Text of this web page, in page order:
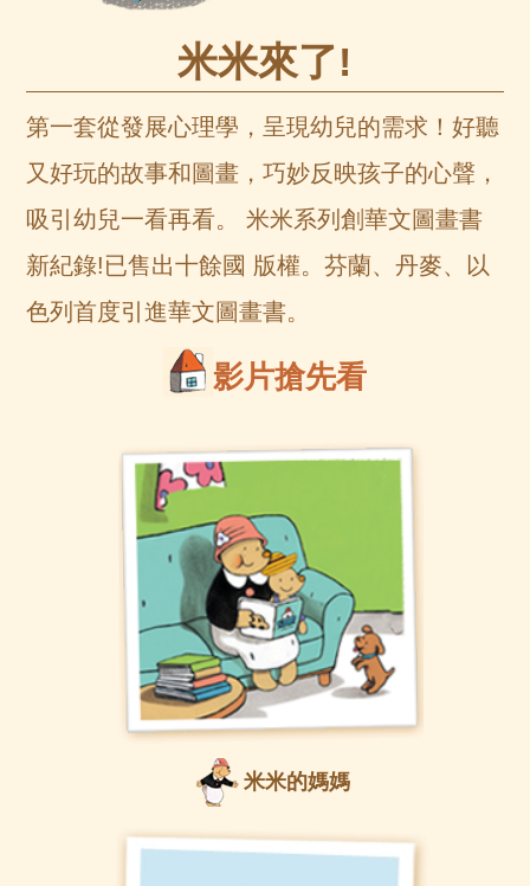
米米來了!
第一套從發展心理學，呈現幼兒的需求！好聽
又好玩的故事和圖畫，巧妙反映孩子的心聲，
吸引幼兒一看再看。 米米系列創華文圖畫書
新紀錄!已售出十餘國 版權。芬蘭、丹麥、以
色列首度引進華文圖畫書。
影片搶先看
米米的媽媽